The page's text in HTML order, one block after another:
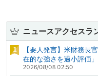
ニュースアクセスラ
【要人発言】米財務長
在的な強さを過小評価」
2026/08/08 02:50